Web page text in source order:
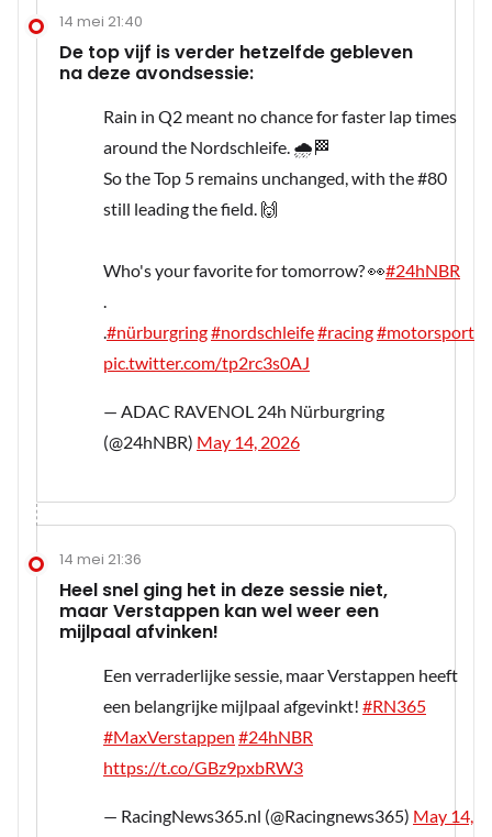
14 mei 21:40
De top vijf is verder hetzelfde gebleven
na deze avondsessie:
Rain in Q2 meant no chance for faster lap times
around the Nordschleife. 🌧️🏁
So the Top 5 remains unchanged, with the #80
still leading the field. 🙌
Who's your favorite for tomorrow? 👀#24hNBR
.
.#nürburgring#nordschleife#racing#motorsport
pic.twitter.com/tp2rc3s0AJ
— ADAC RAVENOL 24h Nürburgring
(@24hNBR) May 14, 2026
14 mei 21:36
Heel snel ging het in deze sessie niet,
maar Verstappen kan wel weer een
mijlpaal afvinken!
Een verraderlijke sessie, maar Verstappen heeft
een belangrijke mijlpaal afgevinkt! #RN365
#MaxVerstappen #24hNBR
https://t.co/GBz9pxbRW3
— RacingNews365.nl (@Racingnews365) May 14,